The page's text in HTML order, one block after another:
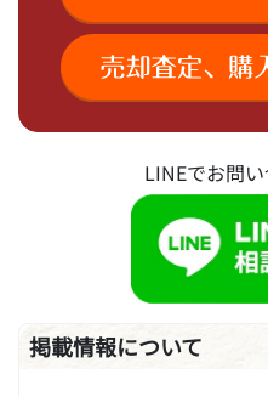
LINEでお問
掲載情報について